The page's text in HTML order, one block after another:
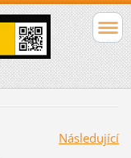
Následující